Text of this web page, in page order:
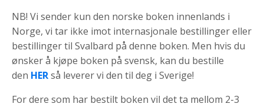
NB! Vi sender kun den norske boken innenlands i
Norge, vi tar ikke imot internasjonale bestillingereller
bestillinger til Svalbard på denne boken. Men hvis du
ønsker å kjøpe boken på svensk, kan du bestille
den HERså leverer vi den til deg i Sverige!
For dere som har bestilt boken vil det ta mellom 2-3